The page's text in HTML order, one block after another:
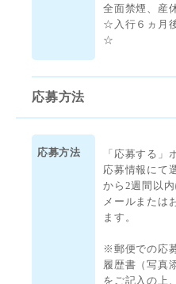
全面禁煙、産
☆入行６ヵ月
☆
応募方法
応募方法
「応募する」
応募情報にて
から2週間以内
メールまたは
ます。
※郵便での応
履歴書（写真
をご記入の上、